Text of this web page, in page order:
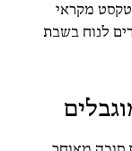
מקראי
לנוח בשבת